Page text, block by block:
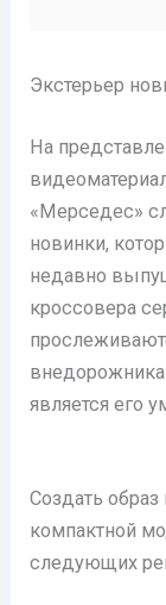
Экстерьер
На
«Мерседес»
новинки,
недавно
кроссовера
внедорожника
является его
Создать
компактной
следующих